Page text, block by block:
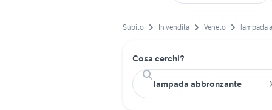
Subito In vendita Veneto lampada
Cosa cerchi?